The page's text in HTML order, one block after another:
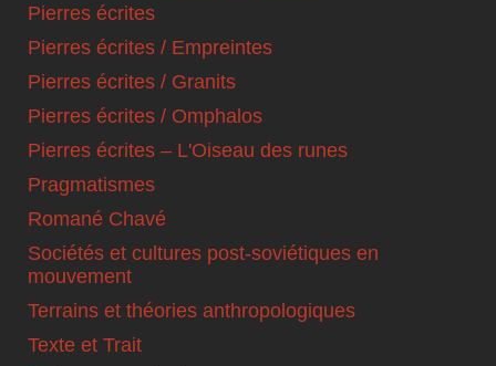
Pierres écrites
Pierres écrites / Empreintes
Pierres écrites / Granits
Pierres écrites / Omphalos
Pierres écrites – L'Oiseau des runes
Pragmatismes
Romané Chavé
Sociétés et cultures post-soviétiques en
mouvement
Terrains et théories anthropologiques
Texte et Trait